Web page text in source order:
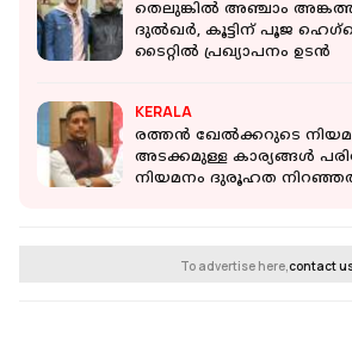
തെലുങ്കിൽ അഞ്ചാം
ദുൽഖർ, കൂട്ടിന് പൂജ
ടൈറ്റിൽ പ്രഖ്യാപനം ഉടൻ
KERALA
രത്തൻ ഖേൽക്കറുടെ
അടക്കമുള്ള കാര്യങ്ങൾ
നിയമനം ദുരൂഹത നിറഞ്ഞത്';
To advertise here,contact